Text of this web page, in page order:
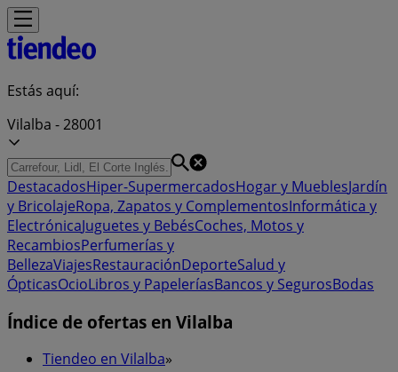
Estás aquí:
Vilalba - 28001
DestacadosHiper-SupermercadosHogar y MueblesJardín
y BricolajeRopa, Zapatos y ComplementosInformática y
ElectrónicaJuguetes y BebésCoches, Motos y
RecambiosPerfumerías y
BellezaViajesRestauraciónDeporteSalud y
ÓpticasOcioLibros y PapeleríasBancos y SegurosBodas
Índice de ofertas en Vilalba
Tiendeo en Vilalba»